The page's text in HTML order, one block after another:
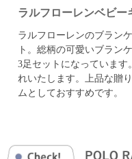
ラルフローレンベビー
ラルフローレンのブラン
ト。 総柄の可愛いブラン
3足セットになっています。
れいたします。
上品な贈
ムとしておすすめです。